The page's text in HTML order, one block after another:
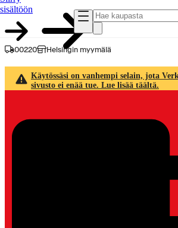
sisältöön
00220 Helsingin myymälä
Käytössäsi on vanhempi selain, jota
sivusto ei enää tue. Lue lisää täältä.